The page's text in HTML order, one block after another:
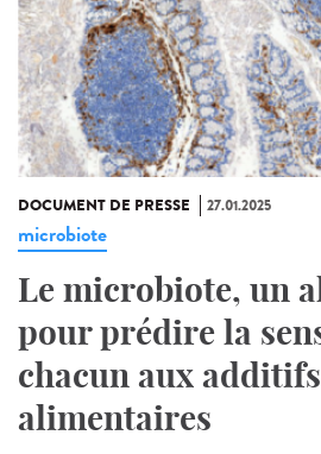
DOCUMENT DE PRESSE 27.01.2025
microbiote
Le microbiote, un
pour prédire la
chacun aux additifs
alimentaires